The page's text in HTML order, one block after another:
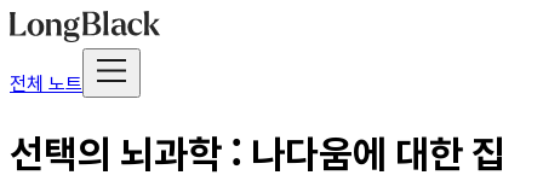
전체 노트
선택의 뇌과학 : 나다움에 대한 집